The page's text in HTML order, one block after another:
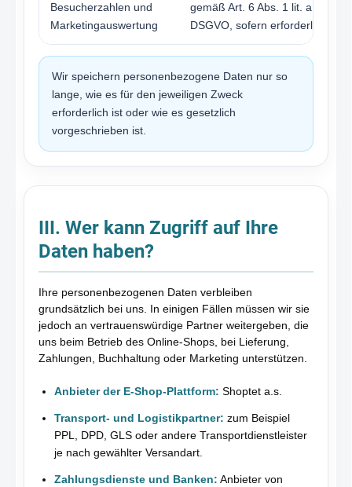
Besucherzahlen und
Marketingauswertung
gemäß Art. 6 Abs. 1 lit. a
DSGVO, sofern erforderlich
Wir speichern personenbezogene Daten nur so
lange, wie es für den jeweiligen Zweck
erforderlich ist oder wie es gesetzlich
vorgeschrieben ist.
III. Wer kann Zugriff auf Ihre
Daten haben?
Ihre personenbezogenen Daten verbleiben
grundsätzlich bei uns. In einigen Fällen müssen wir sie
jedoch an vertrauenswürdige Partner weitergeben, die
uns beim Betrieb des Online-Shops, bei Lieferung,
Zahlungen, Buchhaltung oder Marketing unterstützen.
Anbieter der E-Shop-Plattform: Shoptet a.s.
Transport- und Logistikpartner: zum Beispiel
PPL, DPD, GLS oder andere Transportdienstleister
je nach gewählter Versandart.
Zahlungsdienste und Banken: Anbieter von